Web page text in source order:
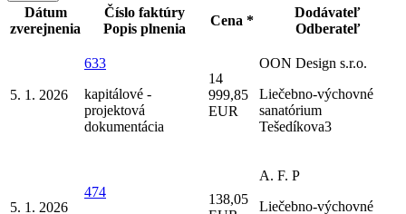
Dátum
zverejnenia
Číslo faktúry
Popis plnenia
Cena *
Dodávateľ
Odberateľ
5. 1. 2026
633
kapitálové -
projektová
dokumentácia
14
999,85
EUR
OON Design s.r.o.
Liečebno-výchovné
sanatórium
Tešedíkova3
5. 1. 2026
474
138,05
A. F. P
Liečebno-výchovné